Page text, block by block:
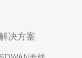
决方案